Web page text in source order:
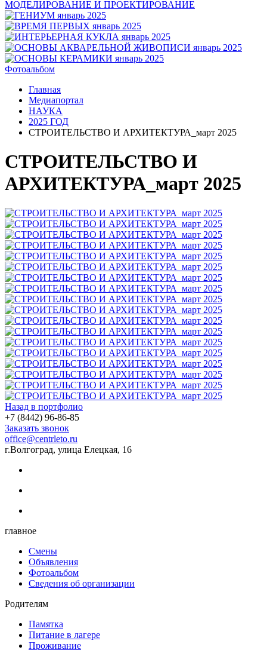
Фотоальбом
Главная
Медиапортал
НАУКА
2025 ГОД
СТРОИТЕЛЬСТВО И АРХИТЕКТУРА_март 2025
СТРОИТЕЛЬСТВО И
АРХИТЕКТУРА_март 2025
Назад в портфолио
+7 (8442) 96-86-85
Заказать звонок
office@centrleto.ru
г.Волгоград, улица Елецкая, 16
главное
Смены
Объявления
Фотоальбом
Сведения об организации
Родителям
Памятка
Питание в лагере
Проживание